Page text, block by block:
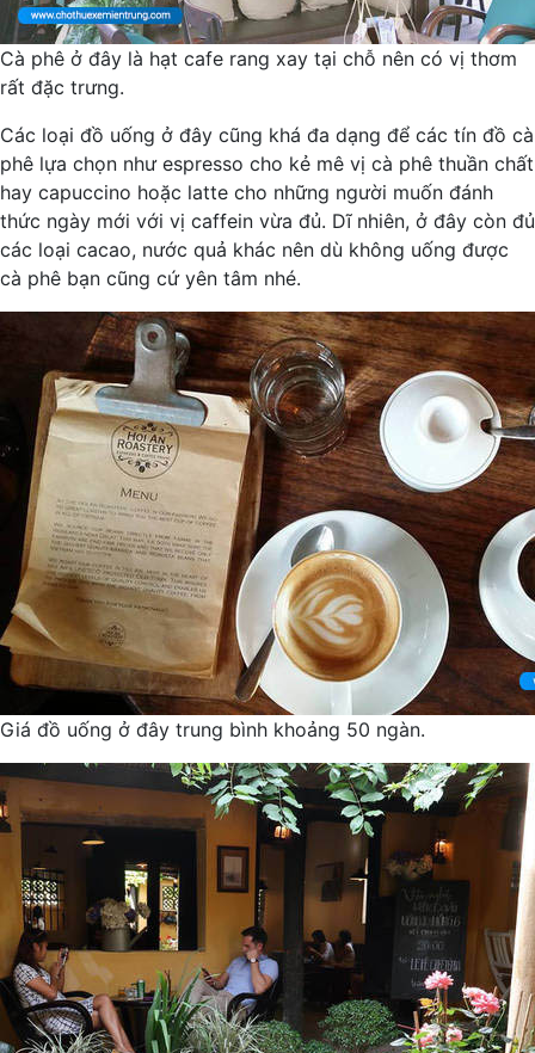
Cà phê ở đây là hạt cafe rang xay tại chỗ nên có vị thơm
rất đặc trưng.
Các loại đồ uống ở đây cũng khá đa dạng để các tín đồ cà
phê lựa chọn như espresso cho kẻ mê vị cà phê thuần chất
hay capuccino hoặc latte cho những người muốn đánh
thức ngày mới với vị caffein vừa đủ. Dĩ nhiên, ở đây còn đủ
các loại cacao, nước quả khác nên dù không uống được
cà phê bạn cũng cứ yên tâm nhé.
Giá đồ uống ở đây trung bình khoảng 50 ngàn.